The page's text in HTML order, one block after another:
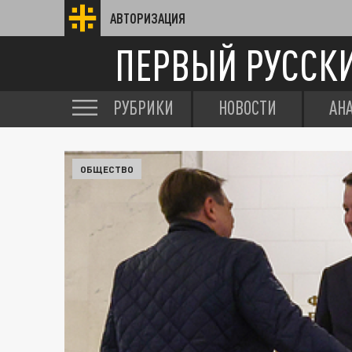
АВТОРИЗАЦИЯ
ПЕРВЫЙ
РУБРИКИ НОВОСТИ
ОБЩЕСТВО